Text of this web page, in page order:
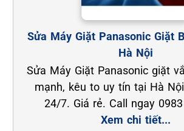
Sửa Máy Giặt Panasonic Giặt
Hà Nội
Sửa Máy Giặt Panasonic giặt
mạnh, kêu to uy tín tại Hà
24/7. Giá rẻ. Call ngay
Xem chi tiết...